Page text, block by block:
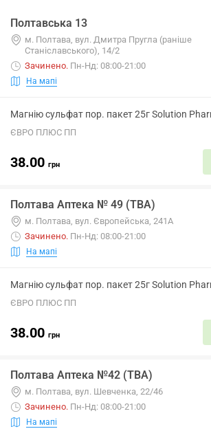
Полтавська 13
м. Полтава, вул. Дмитра Пругла (раніше
Станіславського), 14/2
Зачинено. Пн-Нд: 08:00-21:00
На мапі
Магнію сульфат пор. пакет 25г Solution
ЄВРО ПЛЮС ПП
38.00 грн
Полтава Аптека № 49 (ТВА)
м. Полтава, вул. Європейська, 241А
Зачинено. Пн-Нд: 08:00-21:00
На мапі
Магнію сульфат пор. пакет 25г Solution
ЄВРО ПЛЮС ПП
38.00 грн
Полтава Аптека №42 (ТВА)
м. Полтава, вул. Шевченка, 22/46
Зачинено. Пн-Нд: 08:00-21:00
На мапі